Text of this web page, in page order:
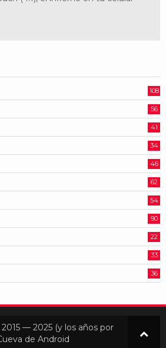
108
56
41
34
46
62
54
90
22
33
36
— 2025 (y los años por
de Android